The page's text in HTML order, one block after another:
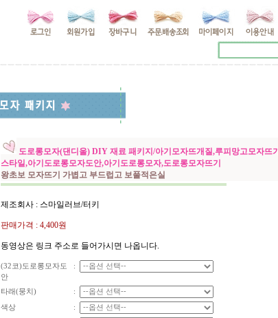
도로롱모자(댄디울) DIY 재료 패키지/아기모자뜨개질,루피망고모자뜨기
스타일,아기도로롱모자도안,아기도로롱모자,도로롱모자뜨기
왕초보 모자뜨기 가볍고 부드럽고 보풀적은실
제조회사 : 스마일러브/터키
판매가격 : 4,400원
동영상은 링크 주소로 들어가시면 나옵니다.
(32코)도로롱모자도
안
:
타래(뭉치)
:
색상
: